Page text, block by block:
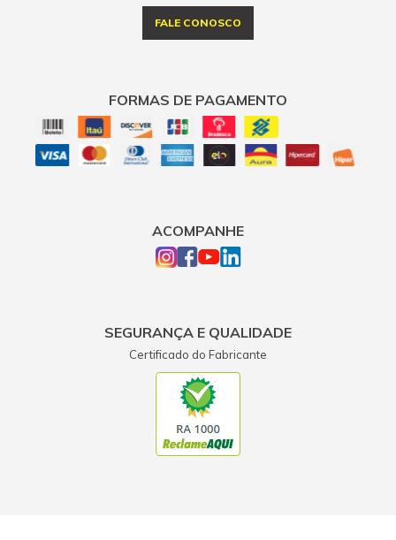
FALE CONOSCO
FORMAS DE PAGAMENTO
ACOMPANHE
SEGURANÇA E QUALIDADE
Certificado do Fabricante